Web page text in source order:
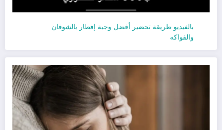
بالفيديو طريقة تحضير أفضل وجبة إفطار بالشوفان
والفواكه